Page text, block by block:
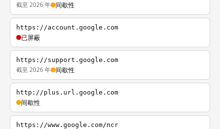
截至 2026 年 间歇性
https://account.google.com
已屏蔽
https://support.google.com
截至 2026 年 间歇性
http://plus.url.google.com
间歇性
https://www.google.com/ncr